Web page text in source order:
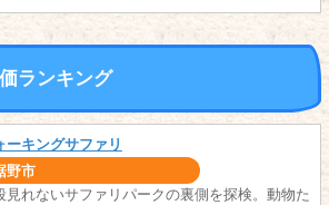
ランキング
ーキングサファリ
野市
見れないサファリパークの裏側を探検。動物た